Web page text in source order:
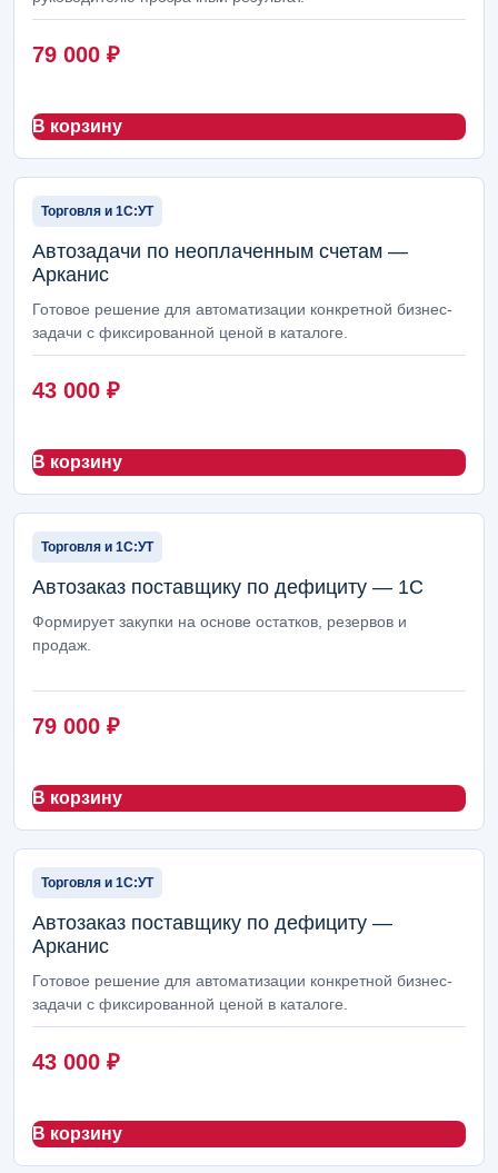
Производство и легкий цеховой учет
Бухгалтерия и регламентный учет 70
Кадры, ЗУП и табель
Логистика, доставка и транспорт
Номенклатура и НСИ
Интеграции, обмены и внешние сервисы 42
Сайты, интернет-магазины и Битрикс24 36
Маркетинг и реклама
Фиксированные работы 1С
Пакеты внедрения 4
Соцсети и SMM
Поддержка маркетплейсов
Автопубликации и контент
Ведение блога и новостей 2
Интернет-магазины
ERP-модули Arcanis 2
Настройка сервера 1С 1
79 000 ₽
В корзину
Торговля и 1С:УТ
Автозадачи по неоплаченным счетам —
Арканис
Готовое решение для автоматизации конкретной бизнес-
задачи с фиксированной ценой в каталоге.
43 000 ₽
В корзину
Торговля и 1С:УТ
Автозаказ поставщику по дефициту — 1С
Формирует закупки на основе остатков, резервов и
продаж.
79 000 ₽
В корзину
Торговля и 1С:УТ
Автозаказ поставщику по дефициту —
Арканис
Готовое решение для автоматизации конкретной бизнес-
задачи с фиксированной ценой в каталоге.
43 000 ₽
В корзину